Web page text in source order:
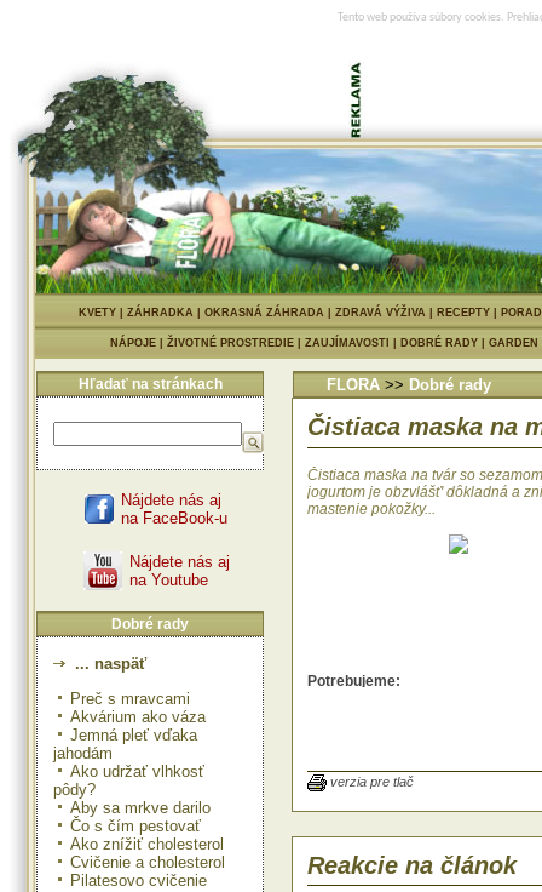
Tento web používa súbory cookies.
KVETY| ZÁHRADKA| OKRASNÁ ZÁHRADA| ZDRAVÁ VÝŽIVA| RECEPTY|
NÁPOJE ŽIVOTNÉ PROSTREDIE ZAUJÍMAVOSTI DOBRÉ RADY
Hľadať na stránkach
Nájdete nás aj
na FaceBook-u
Nájdete nás aj
na Youtube
Dobré rady
... naspäť
Preč s mravcami
Akvárium ako váza
Jemná pleť vďaka
jahodám
Ako udržať vlhkosť
pôdy?
Aby sa mrkve darilo
Čo s čím pestovať
Ako znížiť cholesterol
Cvičenie a cholesterol
Pilatesovo cvičenie
FLORA >> Dobré rady
Čistiaca maska na
Čistiaca maska na tvár so
jogurtom je obzvlášť' dôkladná a
mastenie pokožky...
Potrebujeme:
Zmiešame 1 lyžičku sezamu s
oleja. Nanesieme masku na tvár,
minút pôsobiť, a potom ju
verzia pre tlač
Reakcie na článok